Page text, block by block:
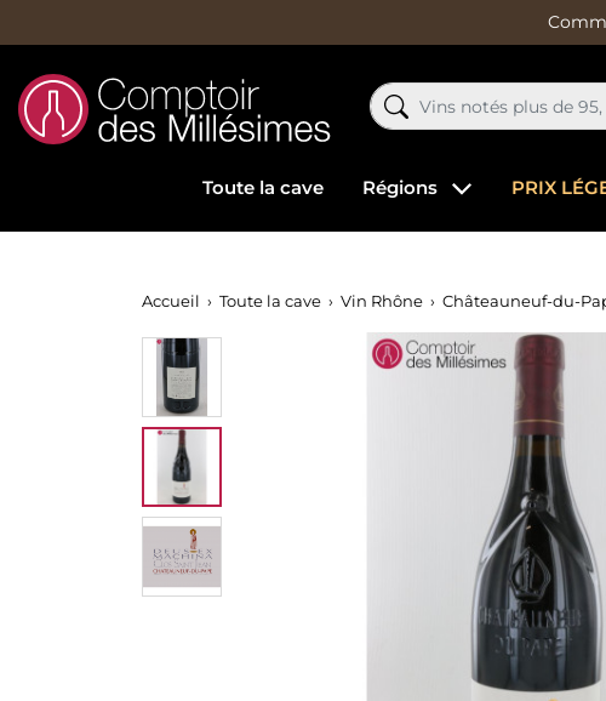
Toute la cave Régions PRIX
Accueil Toute la cave Vin Rhône Châteauneuf-du-